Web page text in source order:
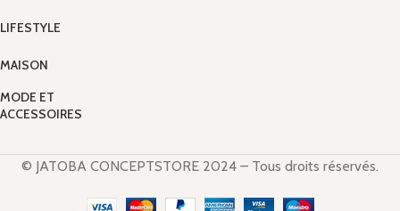
LIFESTYLE
MAISON
MODE ET
ACCESSOIRES
© JATOBA CONCEPTSTORE 2024 – Tous droits réservés.